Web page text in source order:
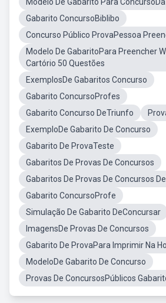
Gabarito ConcursoBiblibo
Concurso Público ProvaPessoa
Modelo De GabaritoPara Preencher
Cartório 50 Questões
ExemplosDe Gabaritos Concurso
Gabarito ConcursoProfes
Gabarito Concurso DeTriunfo
ExemploDe Gabarito De Concurso
Gabarito De ProvaTeste
Gabaritos De Provas De Concursos
Gabaritos De Provas De Concursos
Gabarito ConcursoProfe
Simulação De Gabarito DeConcursar
ImagensDe Provas De Concursos
Gabarito De ProvaPara Imprimir Na
ModeloDe Gabarito De Concurso
Provas De ConcursosPúblicos